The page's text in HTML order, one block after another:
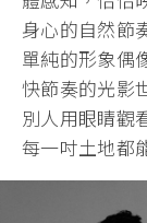
身心的自然節
單純的形象偶
快節奏的光影
別人用眼睛觀
每一吋土地都